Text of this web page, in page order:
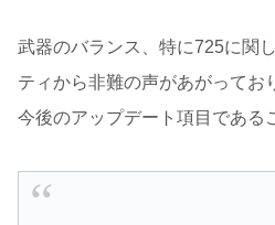
武器のバランス、特に725に関
ティから非難の声があがってお
今後のアップデート項目である